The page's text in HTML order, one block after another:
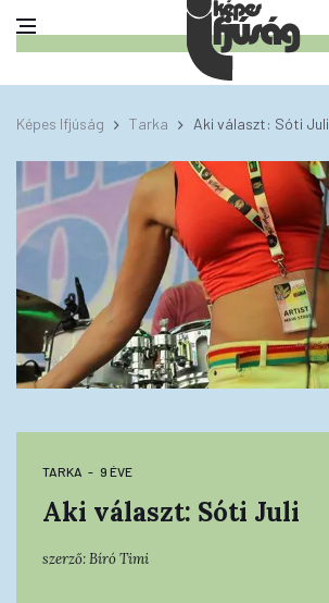
Képes Ifjúság Tarka Aki választ: Sóti Juli
TARKA 9 ÉVE
Aki választ: Sóti Juli
szerző:Bíró Timi